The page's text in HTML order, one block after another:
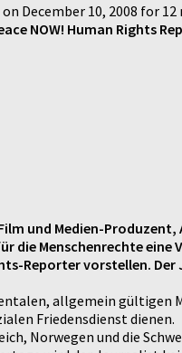
December 10, 2008 for
NOW! Human Rights
und Medien-Produzent,
die Menschenrechte eine
Reporter vorstellen.
allgemein gültigen
Friedensdienst dienen.
Norwegen und die